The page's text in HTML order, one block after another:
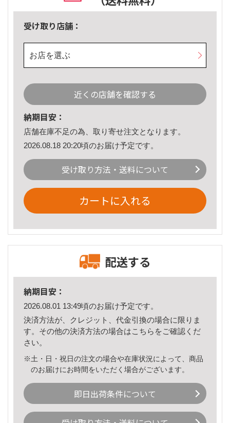
受け取り店舗：
お店を選ぶ
近くの店舗を確認する
納期目安：
店舗在庫不足の為、取り寄せ注文となります。
2026.08.18 20:20頃のお届け予定です。
受け取り方法・送料について
カートに入れる
配送する
納期目安：
2026.08.01 13:49頃のお届け予定です。
決済方法が、クレジット、代金引換の場合に限りま
す。その他の決済方法の場合はこちら をご確認くだ
さい。
※土・日・祝日の注文の場合や在庫状況によって、商品
のお届けにお時間をいただく場合がございます。
即日出荷条件について